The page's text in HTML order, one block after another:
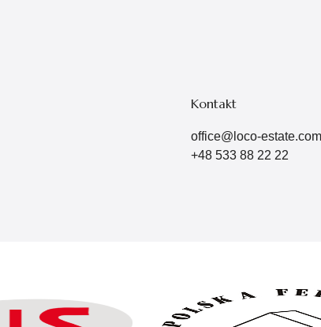
Kontakt
office@loco-estate.com
+48 533 88 22 22